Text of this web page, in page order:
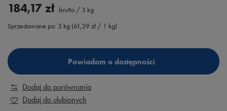
184,17 zł brutto / 3 kg
Sprzedawane po: 3 kg (61,39 zł / 1 kg)
Powiadom o dostępności
Dodaj do porównania
Dodaj do ulubionych